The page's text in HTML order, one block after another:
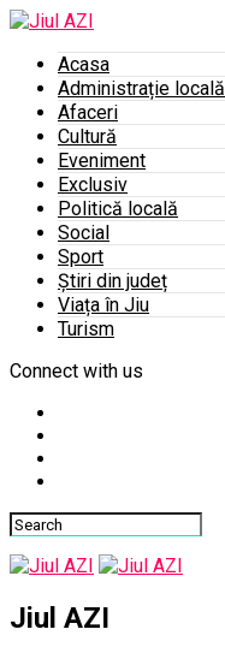
Acasa
Administrație locală
Afaceri
Cultură
Eveniment
Exclusiv
Politică locală
Social
Sport
Știri din județ
Viața în Jiu
Turism
Connect with us
Jiul AZI